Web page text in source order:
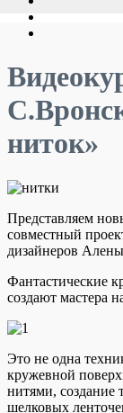
ниток»
Представляем
совместный
дизайнеров
Фантастические
создают мастера
Это не одна
кружевной
нитями, создание
шелковых